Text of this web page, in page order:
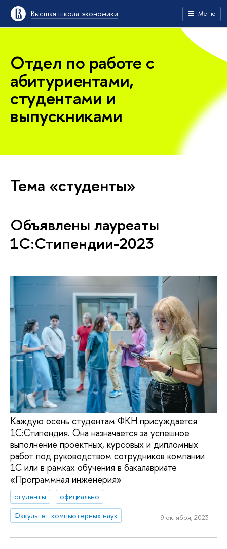
Высшая школа экономики Меню
Отдел по работе с
абитуриентами,
студентами и
выпускниками
Тема «студенты»
Объявлены лауреаты
1C:Стипендии-2023
Каждую осень студентам ФКН присуждается
1С:Стипендия. Она назначается за успешное
выполнение проектных, курсовых и дипломных
работ под руководством сотрудников компании
1С или в рамках обучения в бакалавриате
«Программная инженерия»
студенты
официально
Факультет компьютерных наук
9 октября, 2023 г.